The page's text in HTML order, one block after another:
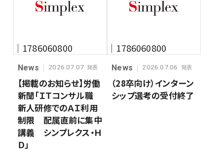
｜1786060800
News 2026.07.07 発表
【掲載のお知らせ】労働
新聞「ＩＴコンサル職
新人研修でのＡＩ利用
制限 配属直前に集中
講義 シンプレクス・Ｈ
Ｄ」
｜1786060800
News 2026.07.06 発表
（28卒向け）インターン
シップ選考の受付終了